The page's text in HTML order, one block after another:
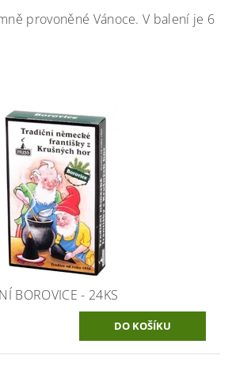
provoněné Vánoce. V balení je 6
BOROVICE - 24KS